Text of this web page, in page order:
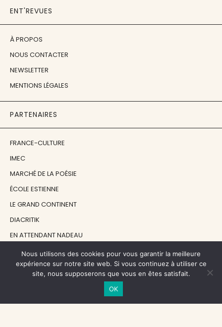
ENT'REVUES
À PROPOS
NOUS CONTACTER
NEWSLETTER
MENTIONS LÉGALES
PARTENAIRES
FRANCE-CULTURE
IMEC
MARCHÉ DE LA POÉSIE
ÉCOLE ESTIENNE
LE GRAND CONTINENT
DIACRITIK
EN ATTENDANT NADEAU
NOS SOUTIENS
Nous utilisons des cookies pour vous garantir la meilleure
expérience sur notre site web. Si vous continuez à utiliser ce
site, nous supposerons que vous en êtes satisfait.
OK